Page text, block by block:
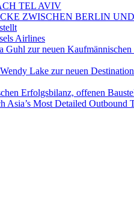
TEL AVIV
ZWISCHEN BERLIN
Airlines
zur neuen
Lake zur neuen
Erfolgsbilanz, offenen
Asia’s Most Detailed Outbound